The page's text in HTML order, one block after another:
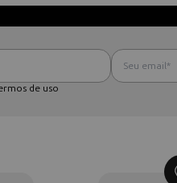
de uso